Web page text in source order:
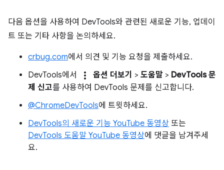
다음 옵션을 사용하여 DevTools와 관련된 새로운 기능, 업데이
트 또는 기타 사항을 논의하세요.
crbug.com에서 의견 및 기능 요청을 제출하세요.
DevTools에서
more_vert 옵션 더보기 > 도움말 > DevTools 문
제 신고를 사용하여 DevTools 문제를 신고합니다.
@ChromeDevTools에 트윗하세요.
DevTools의 새로운 기능 YouTube 동영상 또는
DevTools 도움말 YouTube 동영상에 댓글을 남겨주세
요.